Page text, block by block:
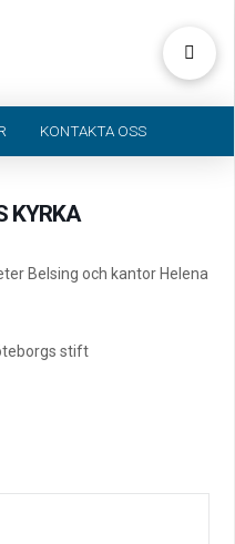
KONTAKTA OSS
KYRKA
Belsing och kantor Helena
stift